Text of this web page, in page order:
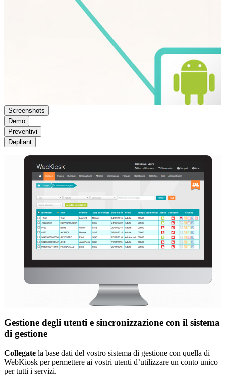
Screenshots
Demo
Preventivi
Depliant
Gestione degli utenti e sincronizzazione con il sistema
di gestione
Collegate la base dati del vostro sistema di gestione con quella di
WebKiosk per permettere ai vostri utenti d’utilizzare un conto unico
per tutti i servizi.